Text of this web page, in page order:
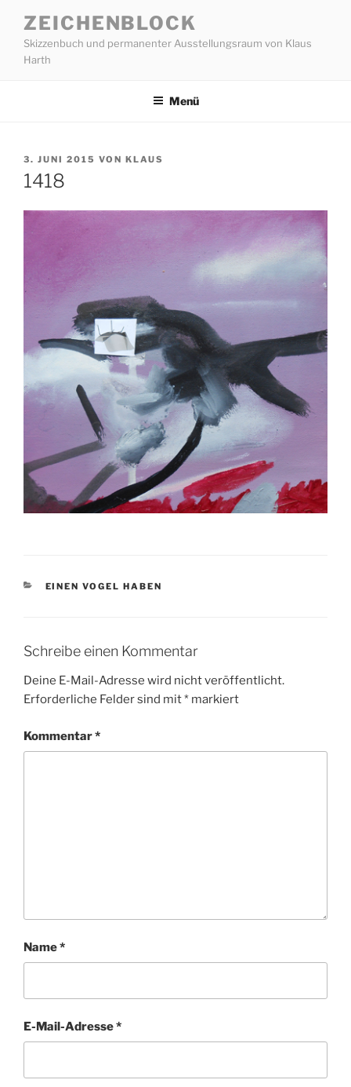
Inhalt
springen
ZEICHENBLOCK
Skizzenbuch und permanenter Ausstellungsraum von Klaus
Harth
Menü
VERÖFFENTLICHT
AM
3. JUNI 2015 VON KLAUS
1418
KATEGORIEN
EINEN VOGEL HABEN
Schreibe einen Kommentar
Deine E-Mail-Adresse wird nicht veröffentlicht.
Erforderliche Felder sind mit* markiert
Kommentar*
Name*
E-Mail-Adresse*